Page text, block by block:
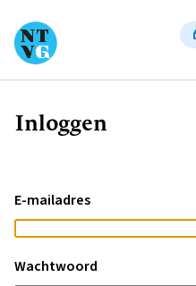
Kruimelpad
Inloggen
E-mailadres
Wachtwoord